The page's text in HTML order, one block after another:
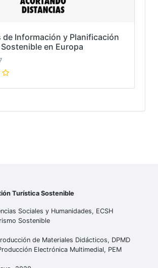
de Información y Planificación
en Europa
Turística Sostenible
Sociales y Humanidades, ECSH
Sostenible
de Materiales Didácticos, DPMD
Electrónica Multimedial, PEM